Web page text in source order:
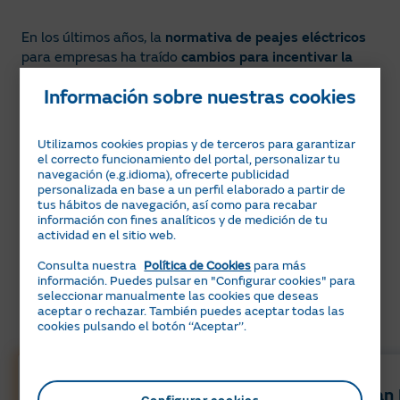
En los últimos años, la normativa de peajes eléctricos
para empresas ha traído cambios para incentivar la
de periodos horarios busca una
adaptación a los
nuevos modelos de consumo.
En nuestro país se busca asimismofomentar un uso
responsablede la energía.​
Las tarifas con peajes 2.0, 3.0 y 6.1
para empresas de Naturgy​
Plan Fijo Luz 24 horas Plan
Información sobre nuestras cookies
Utilizamos cookies propias y de terceros para garantizar
el correcto funcionamiento del portal, personalizar tu
navegación (e.g.idioma), ofrecerte publicidad
personalizada en base a un perfil elaborado a partir de
tus hábitos de navegación, así como para recabar
información con fines analíticos y de medición de tu
actividad en el sitio web.
Consulta nuestra Política de Cookies para más
información. Puedes pulsar en "Configurar cookies" para
seleccionar manualmente las cookies que deseas
aceptar o rechazar. También puedes aceptar todas las
cookies pulsando el botón ‘‘Aceptar’’.